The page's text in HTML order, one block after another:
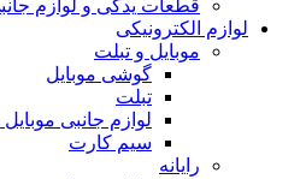
قطعات یدکی و لوازم
لوازم الکترونیکی
موبایل و تبلت
گوشی موبایل
تبلت
لوازم جانبی
سیم کارت
رایانه